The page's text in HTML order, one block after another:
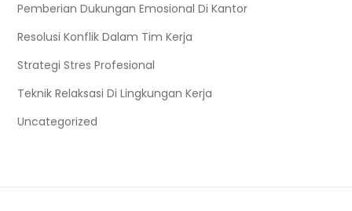
Pemberian Dukungan Emosional Di Kantor
Resolusi Konflik Dalam Tim Kerja
Strategi Stres Profesional
Teknik Relaksasi Di Lingkungan Kerja
Uncategorized